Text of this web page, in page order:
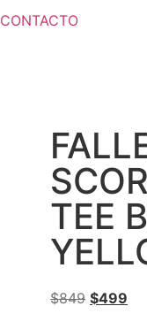
CONTACTO
TEE
$849 $499